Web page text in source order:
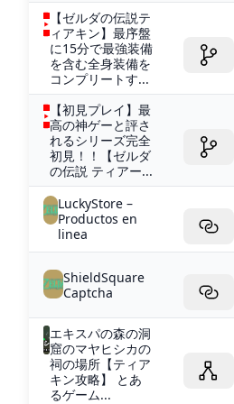
【ゼルダの伝説テ
ィアキン】最序盤
に15分で最強装備
を含む全身装備を
コンプリートす...
【初見プレイ】最
高の神ゲーと評さ
れるシリーズ完全
初見！！【ゼルダ
の伝説 ティアー...
LuckyStore –
Productos en
linea
ShieldSquare
Captcha
エキスパの森の洞
窟のマヤヒシカの
祠の場所【ティア
キン攻略】 とあ
るゲーム...